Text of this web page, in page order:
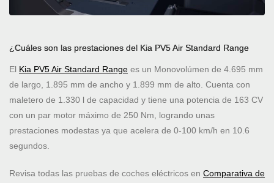
¿Cuáles son las prestaciones del Kia PV5 Air Standard Range
El Kia PV5 Air Standard Range es un Monovolúmen de 4.695 mm
de largo, 1.895 mm de ancho y 1.899 mm de alto. Cuenta con
maletero de 1.330 l de capacidad y tiene una potencia de 163 CV
con un par motor máximo de 250 Nm, logrando unas
prestaciones modestas ya que acelera de 0-100 km/h en 10.6
segundos.
Revisa todas las pruebas de coches eléctricos en Comparativa de